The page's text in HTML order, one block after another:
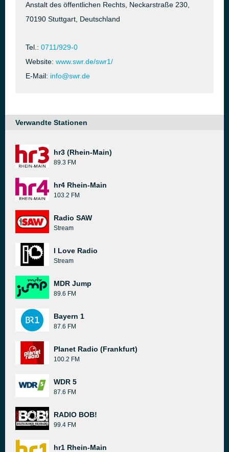
Anstalt des öffentlichen Rechts, Neckarstraße 230,
70190 Stuttgart, Deutschland
Tel.: 0711/929-0
Website: www.swr.de/swr1/
E-Mail: info@swr.de
Verwandte Stationen
hr3 (Rhein-Main)
89.3 FM
hr4 Rhein-Main
103.2 FM
Radio SAW
Stream
I Love Radio
Stream
MDR Jump
89.6 FM
Bayern 1
87.6 FM
Planet Radio (Frankfurt)
100.2 FM
WDR 5
87.6 FM
RADIO BOB!
99.4 FM
hr1 Rhein-Main